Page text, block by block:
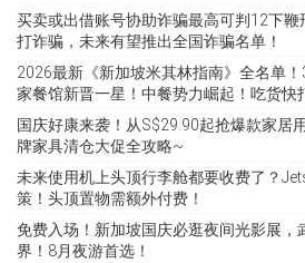
买卖或出借账号协助诈骗最高可判12下
打诈骗，未来有望推出全国诈骗名单！
2026最新《新加坡米其林指南》全名单
家餐馆新晋一星！中餐势力崛起！吃货快
国庆好康来袭！从S$29.90起抢爆款家居
牌家具清仓大促全攻略~
未来使用机上头顶行李舱都要收费了？
策！头顶置物需额外付费！
免费入场！新加坡国庆必逛夜间光影展，
界！8月夜游首选！